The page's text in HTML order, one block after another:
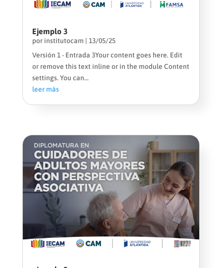
Ejemplo 3
por institutocam | 13/05/25
Versión 1 - Entrada 3Your content goes here. Edit
or remove this text inline or in the module Content
settings. You can...
leer más